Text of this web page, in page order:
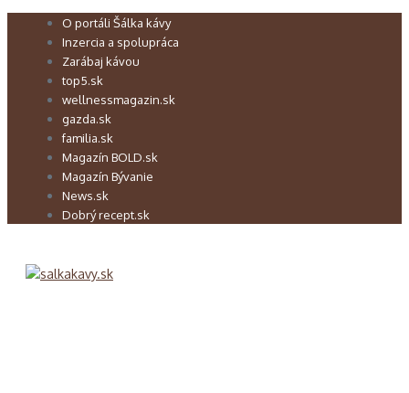
Preskočiť O portáli Šálka kávy
Inzercia a spolupráca
Zarábaj kávou
top5.sk
wellnessmagazin.sk
gazda.sk
familia.sk
Magazín BOLD.sk
Magazín Bývanie
News.sk
Dobrý recept.sk